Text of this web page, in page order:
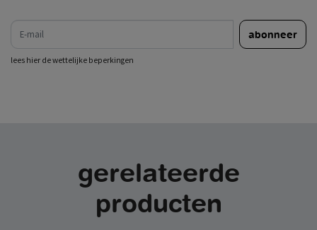
abonneer
lees hier de wettelijke beperkingen
gerelateerde
producten